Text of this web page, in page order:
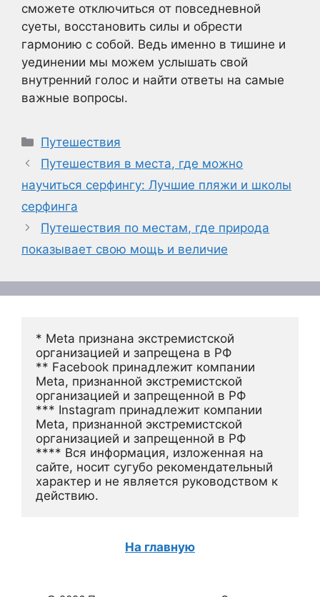
сможете отключиться от повседневной
суеты, восстановить силы и обрести
гармонию с собой. Ведь именно в тишине и
уединении мы можем услышать свой
внутренний голос и найти ответы на самые
важные вопросы.
Рубрики
Путешествия
Путешествия в места, где можно
научиться серфингу: Лучшие пляжи и школы
серфинга
Путешествия по местам, где природа
показывает свою мощь и величие
* Meta признана экстремистской
организацией и запрещена в РФ
** Facebook принадлежит компании
Meta, признанной экстремистской
организацией и запрещенной в РФ
*** Instagram принадлежит компании
Meta, признанной экстремистской
организацией и запрещенной в РФ
**** Вся информация, изложенная на
сайте, носит сугубо рекомендательный
характер и не является руководством к
действию.
На главную